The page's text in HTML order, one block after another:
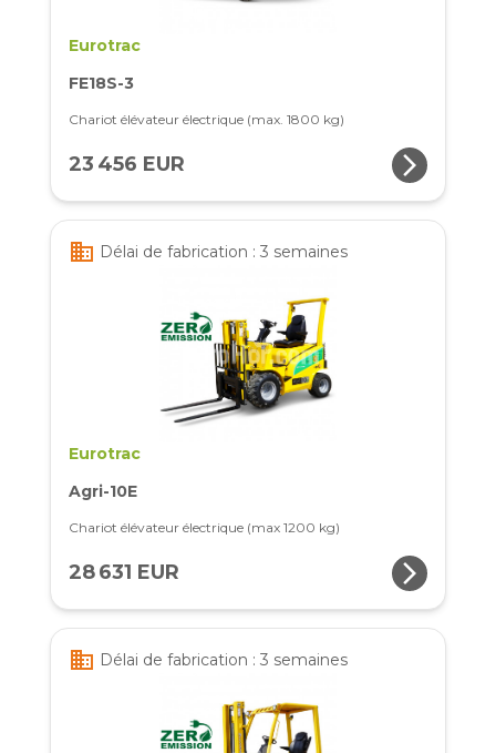
Eurotrac
FE18S-3
Chariot élévateur électrique (max. 1800 kg)
23 456 EUR arrow_forward_ios
business Délai de fabrication : 3 semaines
Eurotrac
Agri-10E
Chariot élévateur électrique (max 1200 kg)
28 631 EUR arrow_forward_ios
business Délai de fabrication : 3 semaines